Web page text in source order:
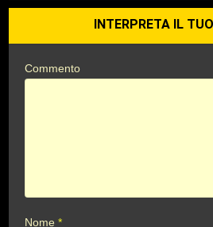
INTERPRETA IL
Commento
Nome*